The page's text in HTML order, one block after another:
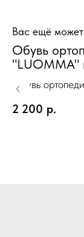
Вас ещё может
Обувь
2013
домашние
Обувь
производства
2 200 р.